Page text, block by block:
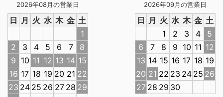
2026年08月の営業日
日 月 火 水 木 金 土
1
2
3 4 5 6 7
8
9 10 11 12 13 14 15
16 17 18 19 20 21 22
23 24 25 26 27 28 29
2026年09月の営業日
日 月 火 水 木 金 土
1
2 3 4
5
6
7 8 9 10 11 12
13 14 15 16 17 18 19
20 21 22 23 24 25 26
27 28 29 30